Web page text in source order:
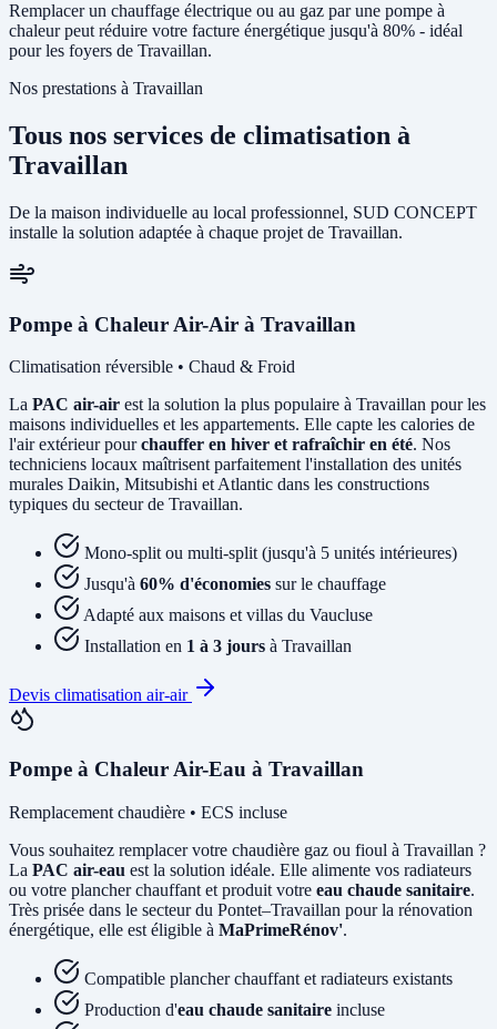
Remplacer un chauffage électrique ou au gaz par une pompe à
chaleur peut réduire votre facture énergétique jusqu'à 80% - idéal
pour les foyers de Travaillan.
Nos prestations à Travaillan
Tous nos services de climatisation à
Travaillan
De la maison individuelle au local professionnel, SUD CONCEPT
installe la solution adaptée à chaque projet de Travaillan.
Pompe à Chaleur Air-Air à Travaillan
Climatisation réversible • Chaud & Froid
La PAC air-air est la solution la plus populaire à Travaillan pour les
maisons individuelles et les appartements. Elle capte les calories de
l'air extérieur pourchauffer en hiver et rafraîchir en été. Nos
techniciens locaux maîtrisent parfaitement l'installation des unités
murales Daikin, Mitsubishi et Atlantic dans les constructions
typiques du secteur de Travaillan.
Mono-split ou multi-split (jusqu'à 5 unités intérieures)
Jusqu'à 60% d'économies sur le chauffage
Adapté aux maisons et villas du Vaucluse
Installation en 1 à 3 jours à Travaillan
Devis climatisation air-air
Pompe à Chaleur Air-Eau à Travaillan
Remplacement chaudière • ECS incluse
Vous souhaitez remplacer votre chaudière gaz ou fioul à Travaillan ?
La PAC air-eau est la solution idéale. Elle alimente vos radiateurs
ou votre plancher chauffant et produit votre eau chaude sanitaire.
Très prisée dans le secteur du Pontet–Travaillan pour la rénovation
énergétique, elle est éligible à MaPrimeRénov'.
Compatible plancher chauffant et radiateurs existants
Production d'eau chaude sanitaire incluse